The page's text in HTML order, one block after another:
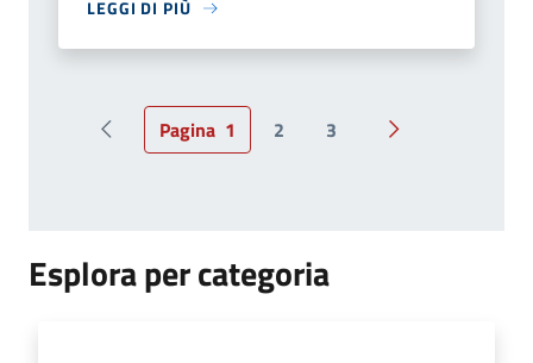
LEGGI DI PIÙ
Pagina precedente
Pagina 1 2 3 Pagina
Esplora per categoria